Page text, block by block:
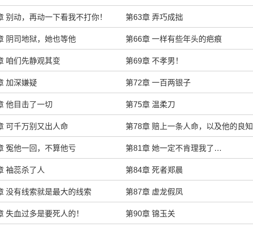
别动，再动一下看我不打你！ 第63章 弄巧成拙
阴司地狱，她也等他 第66章 一样有些年头的疤痕
咱们先静观其变 第69章 不孝男！
加深嫌疑 第72章 一百两银子
他目击了一切 第75章 温柔刀
可千万别又出人命 第78章 赔上一条人命，以及他的良知
冤他一回，不算他亏 第81章 她一定不肯理我了…
袖蕊杀了人 第84章 死者郑晨
没有线索就是最大的线索 第87章 虚龙假凤
失血过多是要死人的！ 第90章 锦玉关